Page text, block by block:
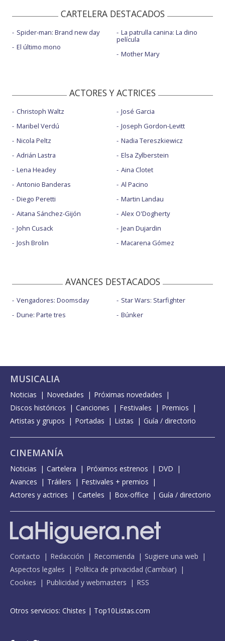
CARTELERA DESTACADOS
Spider-man: Brand new day
El último mono
La patrulla canina: La dino
película
Mother Mary
ACTORES Y ACTRICES
Christoph Waltz
Maribel Verdú
Nicola Peltz
Adrián Lastra
Lena Headey
Antonio Banderas
Diego Peretti
Aitana Sánchez-Gijón
John Cusack
Josh Brolin
José Garcia
Joseph Gordon-Levitt
Nadia Tereszkiewicz
Elsa Zylberstein
Aina Clotet
Al Pacino
Martin Landau
Alex O'Dogherty
Jean Dujardin
Macarena Gómez
AVANCES DESTACADOS
Vengadores: Doomsday
Dune: Parte tres
Star Wars: Starfighter
Búnker
MUSICALIA
Noticias Novedades
Próximas novedades
Discos históricos
Canciones Festivales
Premios
Artistas y grupos
Portadas Listas Guía / directorio
CINEMANÍA
Noticias Cartelera Próximos estrenos
DVD
Avances
Tráilers
Festivales + premios
Actores y actrices
Carteles Box-office Guía / directorio
Contacto Redacción Recomienda
Sugiere una web
Aspectos legales
Política de privacidad (Cambiar)
Cookies
Publicidad y webmasters RSS
Otros servicios: Chistes | Top10Listas.com